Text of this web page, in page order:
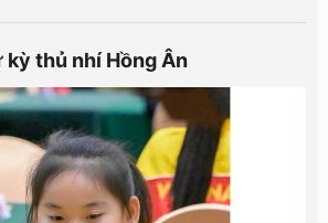
kỳ thủ nhí Hồng Ân